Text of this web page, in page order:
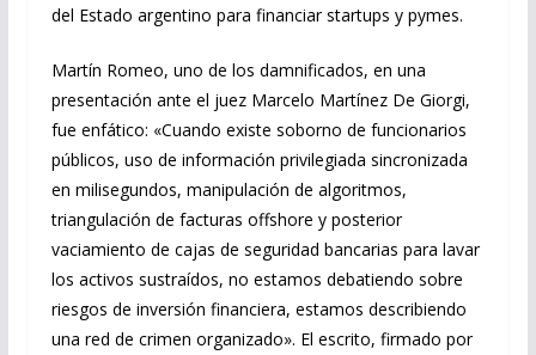
del Estado argentino para financiar startups y pymes.
Martín Romeo, uno de los damnificados, en una
presentación ante el juez Marcelo Martínez De Giorgi,
fue enfático: «Cuando existe soborno de funcionarios
públicos, uso de información privilegiada sincronizada
en milisegundos, manipulación de algoritmos,
triangulación de facturas offshore y posterior
vaciamiento de cajas de seguridad bancarias para lavar
los activos sustraídos, no estamos debatiendo sobre
riesgos de inversión financiera, estamos describiendo
una red de crimen organizado». El escrito, firmado por